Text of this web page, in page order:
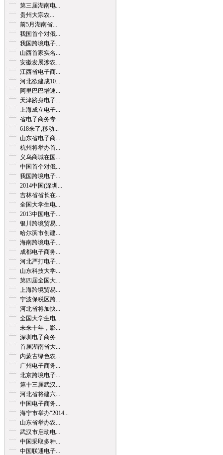
第三届湖南电...
贵州大宗农...
前5月湖南省...
我国首个对俄...
我国跨境电子...
山西首家实名...
安徽发展涉农...
江西省电子商...
河北欲建成10...
阿里巴巴增速...
天津跻身电子...
上海成立电子...
省电子商务专...
618来了,移动...
山东省电子商...
杭州将举办首...
义乌商城在国...
中国首个对俄...
我国跨境电子...
2014中国(深圳...
吉林省省长在...
全国大学生电...
2013中国电子...
银川跨境贸易...
哈尔滨市创建...
海南跨境电子...
成都电子商务...
河北严打电子...
山东科技大学...
第四届全国大...
上海跨境贸易...
宁波保税区跨...
河北省将加快...
全国大学生电...
未来十年，影...
深圳电子商务...
首届湖南省大...
内蒙古绿色农...
广州电子商务...
北京跨境电子...
第十三届武汉...
河北省将建六...
中国电子商务...
海宁市举办“2014...
山东省举办农...
武汉市启动电...
中国采取多种...
中国联通电子...